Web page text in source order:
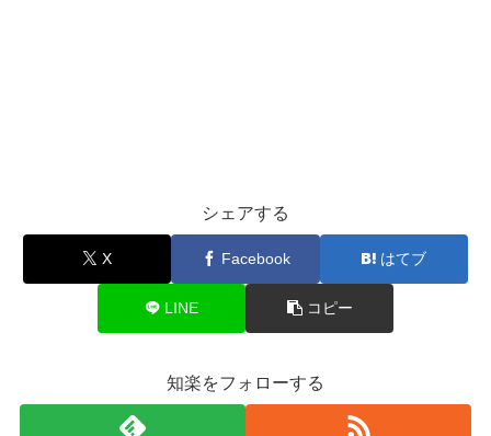
シェアする
X Facebook はてブ
LINE コピー
知楽をフォローする